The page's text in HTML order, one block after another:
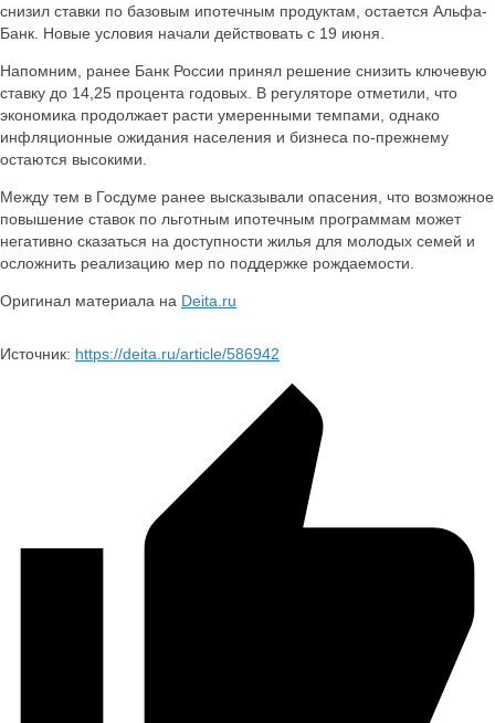
снизил ставки по базовым ипотечным продуктам, остается Альфа-
Банк. Новые условия начали действовать с 19 июня.
Напомним, ранее Банк России принял решение снизить ключевую
ставку до 14,25 процента годовых. В регуляторе отметили, что
экономика продолжает расти умеренными темпами, однако
инфляционные ожидания населения и бизнеса по-прежнему
остаются высокими.
Между тем в Госдуме ранее высказывали опасения, что возможное
повышение ставок по льготным ипотечным программам может
негативно сказаться на доступности жилья для молодых семей и
осложнить реализацию мер по поддержке рождаемости.
Оригинал материала на Deita.ru
Источник: https://deita.ru/article/586942